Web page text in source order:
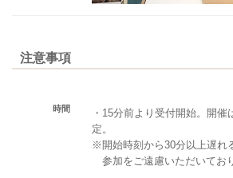
注意事項
時間
・15分前より受付開始。開
定。
※開始時刻から30分以上遅れ
参加をご遠慮いただいてお